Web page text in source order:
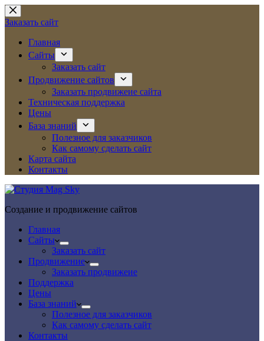
Перейти
к
Заказать сайт
Главная
Сайты
Заказать сайт
Продвижение сайтов
Заказать продвижеие сайта
Техническая поддержка
Цены
База знаний
Полезное для заказчиков
Как самому сделать сайт
Карта сайта
Контакты
Создание и продвижение сайтов
Главная
Сайты
Заказать сайт
Продвижение
Заказать продвижеие
Поддержка
Цены
База знаний
Полезное для заказчиков
Как самому сделать сайт
Контакты